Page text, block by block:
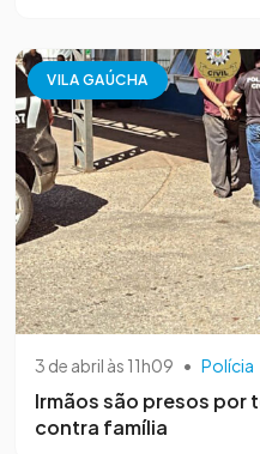
VILA GAÚCHA
3 de abril às 11h09 • Polícia
Irmãos são presos por
contra família